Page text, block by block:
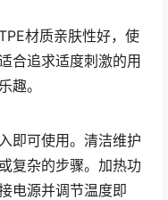
材质亲肤性好，使
合追求适度刺激的用
趣。
即可使用。清洁维护
复杂的步骤。加热功
电源并调节温度即